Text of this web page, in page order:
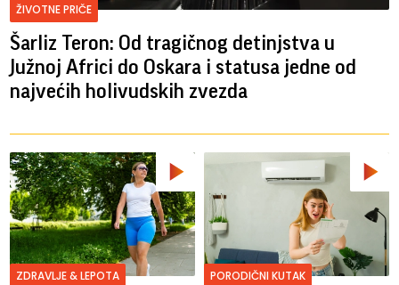
ŽIVOTNE PRIČE
Šarliz Teron: Od tragičnog detinjstva u
Južnoj Africi do Oskara i statusa jedne od
najvećih holivudskih zvezda
ZDRAVLJE & LEPOTA PORODIČNI KUTAK